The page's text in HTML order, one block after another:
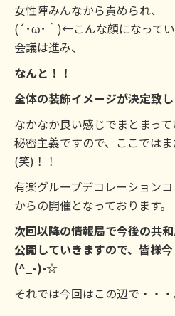
女性陣みんなから責められ、
(´･ω･｀)←こんな顔になってい
会議は進み、
なんと！！
全体の装飾イメージが決定致
なかなか良い感じでまとまって
秘密主義ですので、ここでは
(笑)！！
有楽グループデコレーション
からの開催となっております。
次回以降の情報局で今後の共
公開していきますので、皆様
(^_-)-☆
それでは今回はこの辺で・・・